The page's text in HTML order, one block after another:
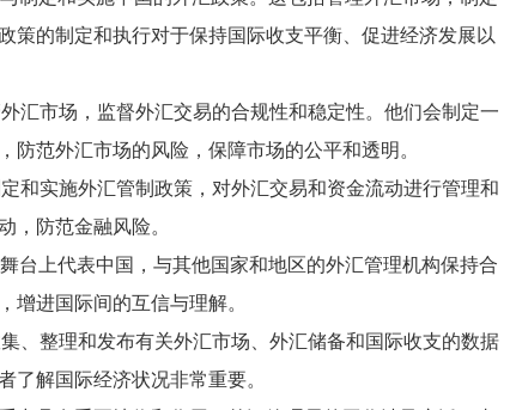
策的制定和执行对于保持国际收支平衡、促进经济发展以
汇市场，监督外汇交易的合规性和稳定性。他们会制定一
范外汇市场的风险，保障市场的公平和透明。
和实施外汇管制政策，对外汇交易和资金流动进行管理和
，防范金融风险。
台上代表中国，与其他国家和地区的外汇管理机构保持合
增进国际间的互信与理解。
、整理和发布有关外汇市场、外汇储备和国际收支的数据
了解国际经济状况非常重要。